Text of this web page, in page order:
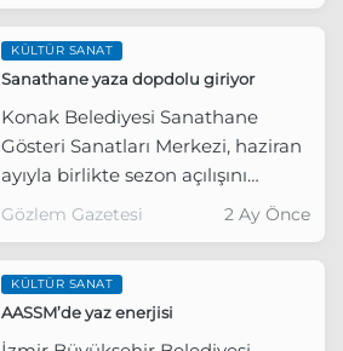
KÜLTÜR SANAT
Sanathane yaza dopdolu giriyor
Konak Belediyesi Sanathane
Gösteri Sanatları Merkezi, haziran
ayıyla birlikte sezon açılışını
yapıyor. Tiyatrodan söyleşilere,
programıyla Sanathane, bu yaz da
kültür ve sanatın vazgeçilmez
Gözlem Gazetesi 2 Ay Önce
KÜLTÜR SANAT
​AASSM’de yaz enerjisi